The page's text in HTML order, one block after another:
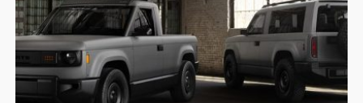
NEWSLETTER
SÍGUENOS